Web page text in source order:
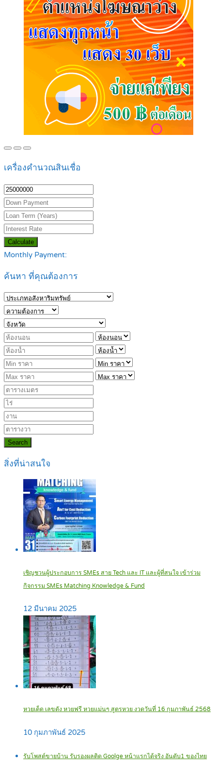
เครื่องคำนวณสินเชื่อ
Calculate
Monthly Payment:
ค้นหา ที่คุณต้องการ
Search
สิ่งที่น่าสนใจ
เชิญชวนผู้ประกอบการ SMEs สาย Tech และ IT และผู้ที่สนใจ เข้าร่วม
กิจกรรม SMEs Matching Knowledge & Fund
12 มีนาคม 2025
หวยเด็ด เลขดัง หวยฟรี หวยแม่นๆ สูตรหวย งวดวันที่ 16 กุมภาพันธ์ 2568
10 กุมภาพันธ์ 2025
รับโพสต์ขายบ้าน รับรองผลติด Goolge หน้าแรกได้จริง อันดับ1 ของไทย